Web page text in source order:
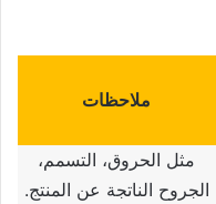
ملاحظات
مثل الحروق، التسمم،
الجروح الناتجة عن المنتج.